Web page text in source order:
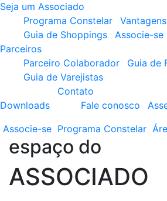
Seja um Associado
Programa Constelar
Vantagens
Guia de Shoppings
Associe-se
Parceiros
Parceiro Colaborador
Guia de
Guia de Varejistas
Downloads
Contato
Fale conosco
Associe-se Programa Constelar
espaço do
ASSOCIADO